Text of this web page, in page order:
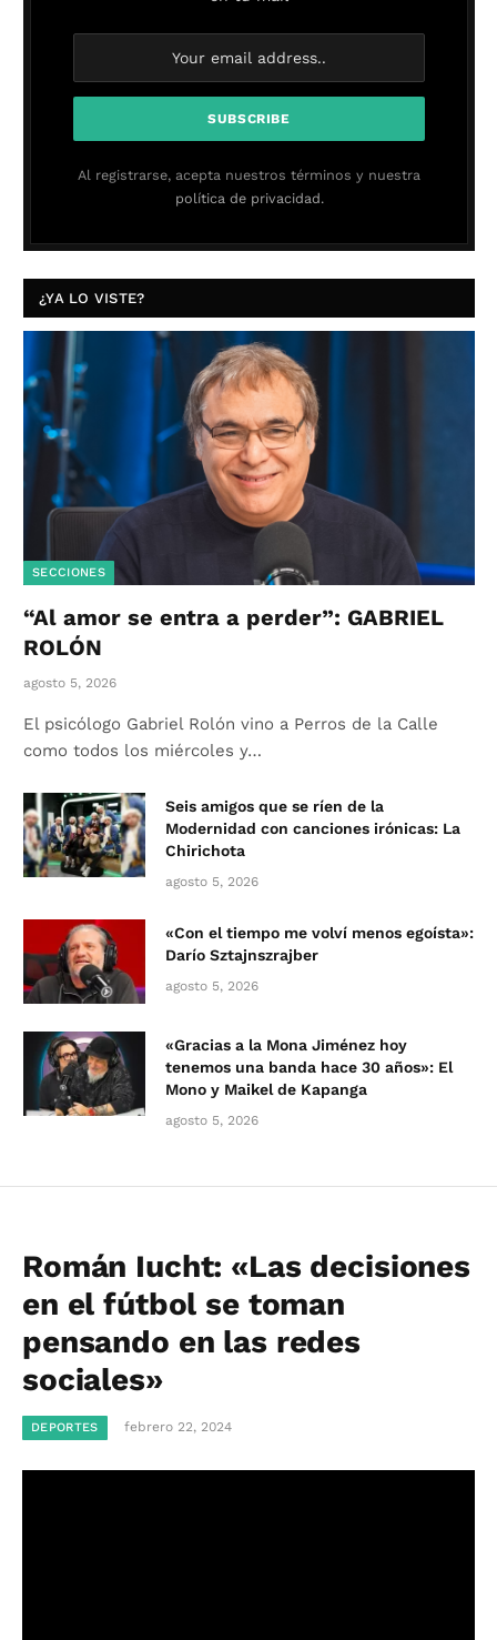
Al registrarse, acepta nuestros términos y nuestra
política de privacidad.
¿YA LO VISTE?
SECCIONES
“Al amor se entra a perder”: GABRIEL
ROLÓN
agosto 5, 2026
El psicólogo Gabriel Rolón vino a Perros de la Calle
como todos los miércoles y…
Seis amigos que se ríen de la
Modernidad con canciones irónicas: La
Chirichota
agosto 5, 2026
«Con el tiempo me volví menos egoísta»:
Darío Sztajnszrajber
agosto 5, 2026
«Gracias a la Mona Jiménez hoy
tenemos una banda hace 30 años»: El
Mono y Maikel de Kapanga
agosto 5, 2026
Román Iucht: «Las decisiones
en el fútbol se toman
pensando en las redes
sociales»
DEPORTES febrero 22, 2024